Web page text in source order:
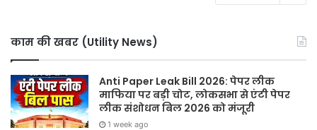
काम की खबर (Utility News)
Anti Paper Leak Bill 2026: पेपर लीक
माफिया पर बड़ी चोट, लोकसभा से एंटी पेपर
लीक संशोधन बिल 2026 को मंजूरी
1 week ago